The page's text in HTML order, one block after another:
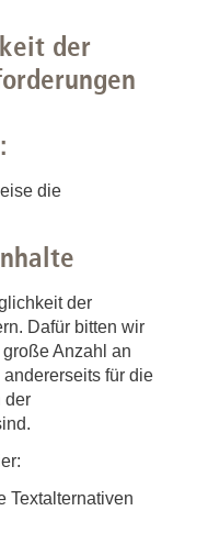
der
die
der
Dafür bitten wir
Anzahl an
andererseits für die
der
Textalternativen